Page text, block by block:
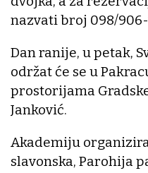
nazvati broj 098/906-
Dan ranije, u petak,
održat će se u
prostorijama
Janković.
Akademiju
slavonska, Parohija